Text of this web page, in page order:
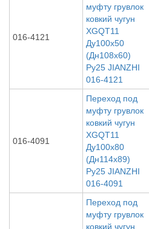
016-4121
муфту грувлок
ковкий чугун
XGQT11
Ду100х50
(Дн108х60)
Ру25 JIANZHI
016-4121
016-4091
Переход под
муфту грувлок
ковкий чугун
XGQT11
Ду100х80
(Дн114х89)
Ру25 JIANZHI
016-4091
Переход под
муфту грувлок
ковкий чугун